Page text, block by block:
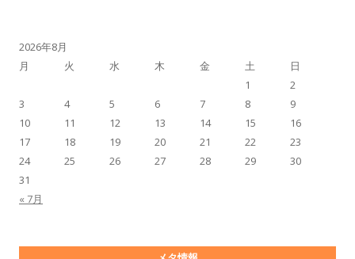
2026年8月
月
火 水 木 金 土 日
« 7月
1
2
3
4 5 6 7 8
9
10
11 12 13 14 15
16
17
18 19 20 21 22
23
24
25 26 27 28 29
30
31